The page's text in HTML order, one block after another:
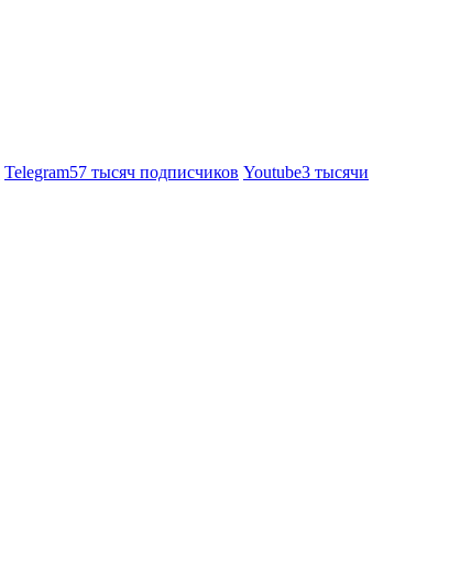
Telegram57 тысяч подписчиков Youtube3 тысячи